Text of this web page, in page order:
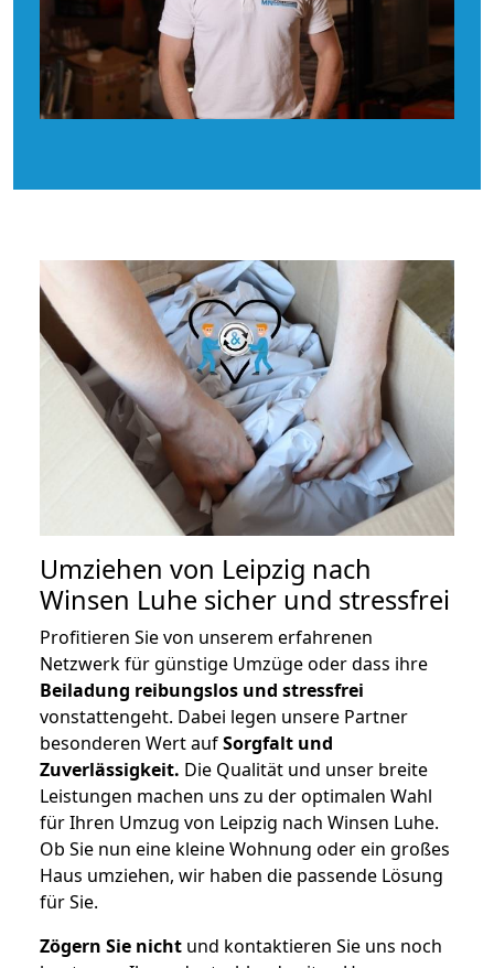
Umziehen von Leipzig nach
Winsen Luhe sicher und stressfrei
Profitieren Sie von unserem erfahrenen
Netzwerk für günstige Umzüge oder dass ihre
Beiladung reibungslos und stressfrei
vonstattengeht. Dabei legen unsere Partner
besonderen Wert aufSorgfalt und
Zuverlässigkeit. Die Qualität und unser breite
Leistungen machen uns zu der optimalen Wahl
für Ihren Umzug von Leipzig nach Winsen Luhe.
Ob Sie nun eine kleine Wohnung oder ein großes
Haus umziehen, wir haben die passende Lösung
für Sie.
Zögern Sie nicht und kontaktieren Sie uns noch